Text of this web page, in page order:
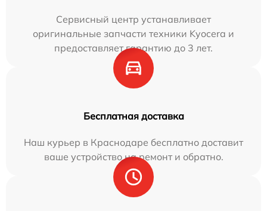
Сервисный центр устанавливает
оригинальные запчасти техники Kyocera и
предоставляет гарантию до 3 лет.
Бесплатная доставка
Наш курьер в Краснодаре бесплатно доставит
ваше устройство на ремонт и обратно.